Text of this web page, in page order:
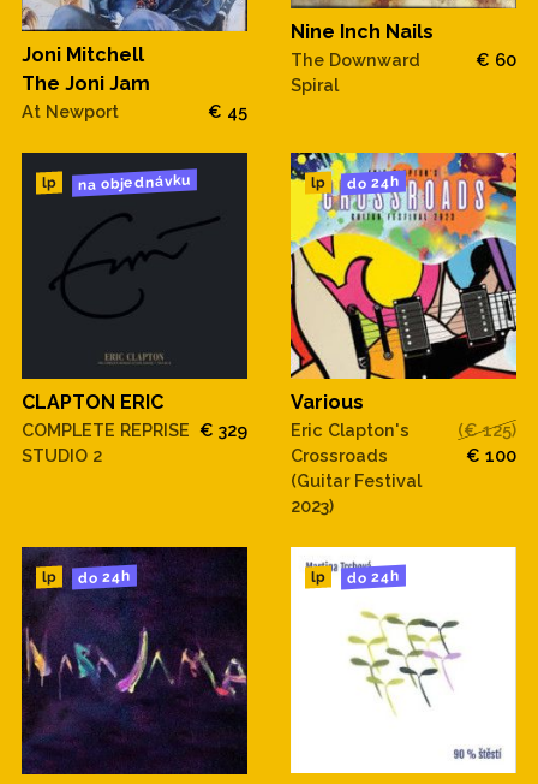
Joni Mitchell
The Joni Jam
At Newport € 45
Nine Inch Nails
The Downward
Spiral
€ 60
lp na objednávku
CLAPTON ERIC
COMPLETE REPRISE
STUDIO 2
€ 329
lp do 24h
Various
Eric Clapton's
Crossroads
(Guitar Festival
2023)
(€ 125)
€ 100
lp do 24h lp do 24h